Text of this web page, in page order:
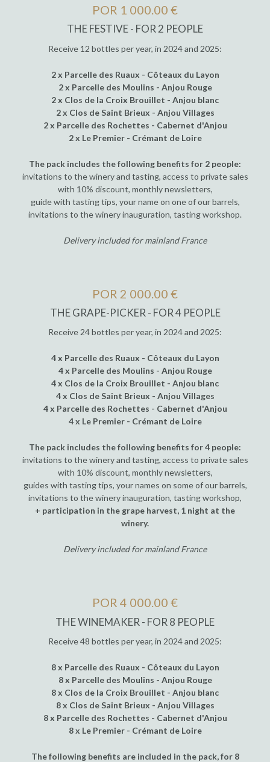
POR 1 000.00 €
THE FESTIVE - FOR 2 PEOPLE
Receive 12 bottles per year, in 2024 and 2025:
2 x Parcelle des Ruaux - Côteaux du Layon
2 x Parcelle des Moulins - Anjou Rouge
2 x Clos de la Croix Brouillet - Anjou blanc
2 x Clos de Saint Brieux - Anjou Villages
2 x Parcelle des Rochettes - Cabernet d'Anjou
2 x Le Premier - Crémant de Loire
The pack includes the following benefits for 2 people:
invitations to the winery and tasting, access to private sales
with 10% discount, monthly newsletters,
guide with tasting tips, your name on one of our barrels,
invitations to the winery inauguration, tasting workshop.
Delivery included for mainland France
POR 2 000.00 €
THE GRAPE-PICKER - FOR 4 PEOPLE
Receive 24 bottles per year, in 2024 and 2025:
4 x Parcelle des Ruaux - Côteaux du Layon
4 x Parcelle des Moulins - Anjou Rouge
4 x Clos de la Croix Brouillet - Anjou blanc
4 x Clos de Saint Brieux - Anjou Villages
4 x Parcelle des Rochettes - Cabernet d'Anjou
4 x Le Premier - Crémant de Loire
The pack includes the following benefits for 4 people:
invitations to the winery and tasting, access to private sales
with 10% discount, monthly newsletters,
guides with tasting tips, your names on some of our barrels,
invitations to the winery inauguration, tasting workshop,
+ participation in the grape harvest, 1 night at the
winery.
Delivery included for mainland France
POR 4 000.00 €
THE WINEMAKER - FOR 8 PEOPLE
Receive 48 bottles per year, in 2024 and 2025:
8 x Parcelle des Ruaux - Côteaux du Layon
8 x Parcelle des Moulins - Anjou Rouge
8 x Clos de la Croix Brouillet - Anjou blanc
8 x Clos de Saint Brieux - Anjou Villages
8 x Parcelle des Rochettes - Cabernet d'Anjou
8 x Le Premier - Crémant de Loire
The following benefits are included in the pack, for 8